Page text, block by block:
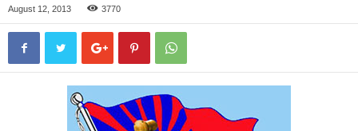
August 12, 2013 3770